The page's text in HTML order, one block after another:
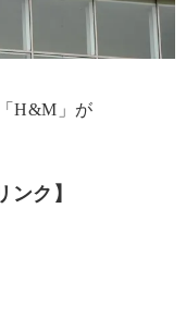
H&M」が
ンク】